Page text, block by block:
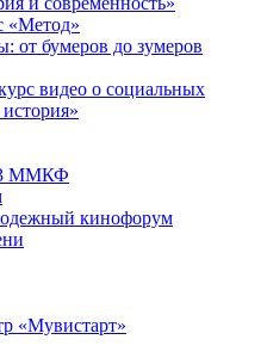
«Метод»
от бумеров до зумеров
видео о социальных
ММКФ
кинофорум
«Мувистарт»